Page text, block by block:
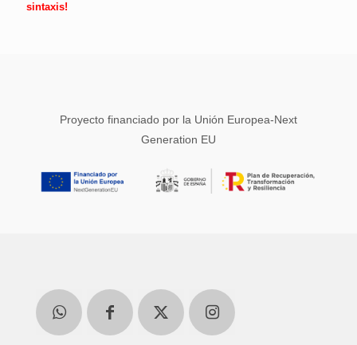
sintaxis!
Proyecto financiado por la Unión Europea-Next
Generation EU